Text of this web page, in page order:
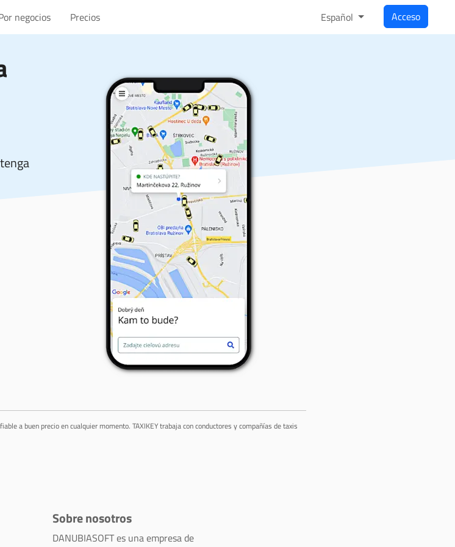
negocios Precios Español Acceso
a buen precio en cualquier momento. TAXIKEY trabaja con conductores y compañías de taxis
Sobre nosotros
DANUBIASOFT es una empresa de